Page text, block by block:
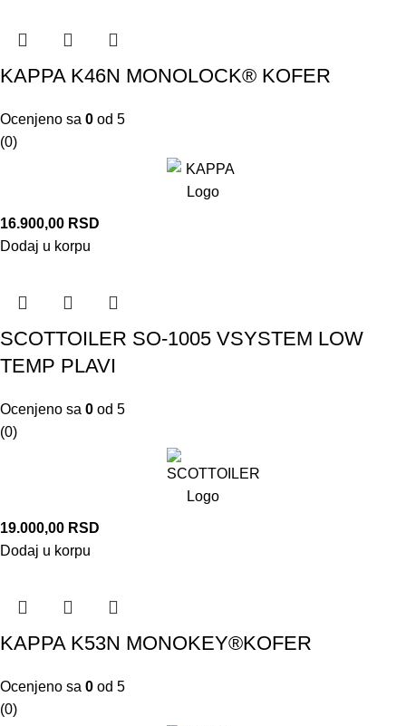
KAPPA K46N MONOLOCK® KOFER
Ocenjeno sa 0 od 5
(0)
16.900,00 RSD
Dodaj u korpu
SCOTTOILER SO-1005 VSYSTEM LOW
TEMP PLAVI
Ocenjeno sa 0 od 5
(0)
19.000,00 RSD
Dodaj u korpu
KAPPA K53N MONOKEY®KOFER
Ocenjeno sa 0 od 5
(0)